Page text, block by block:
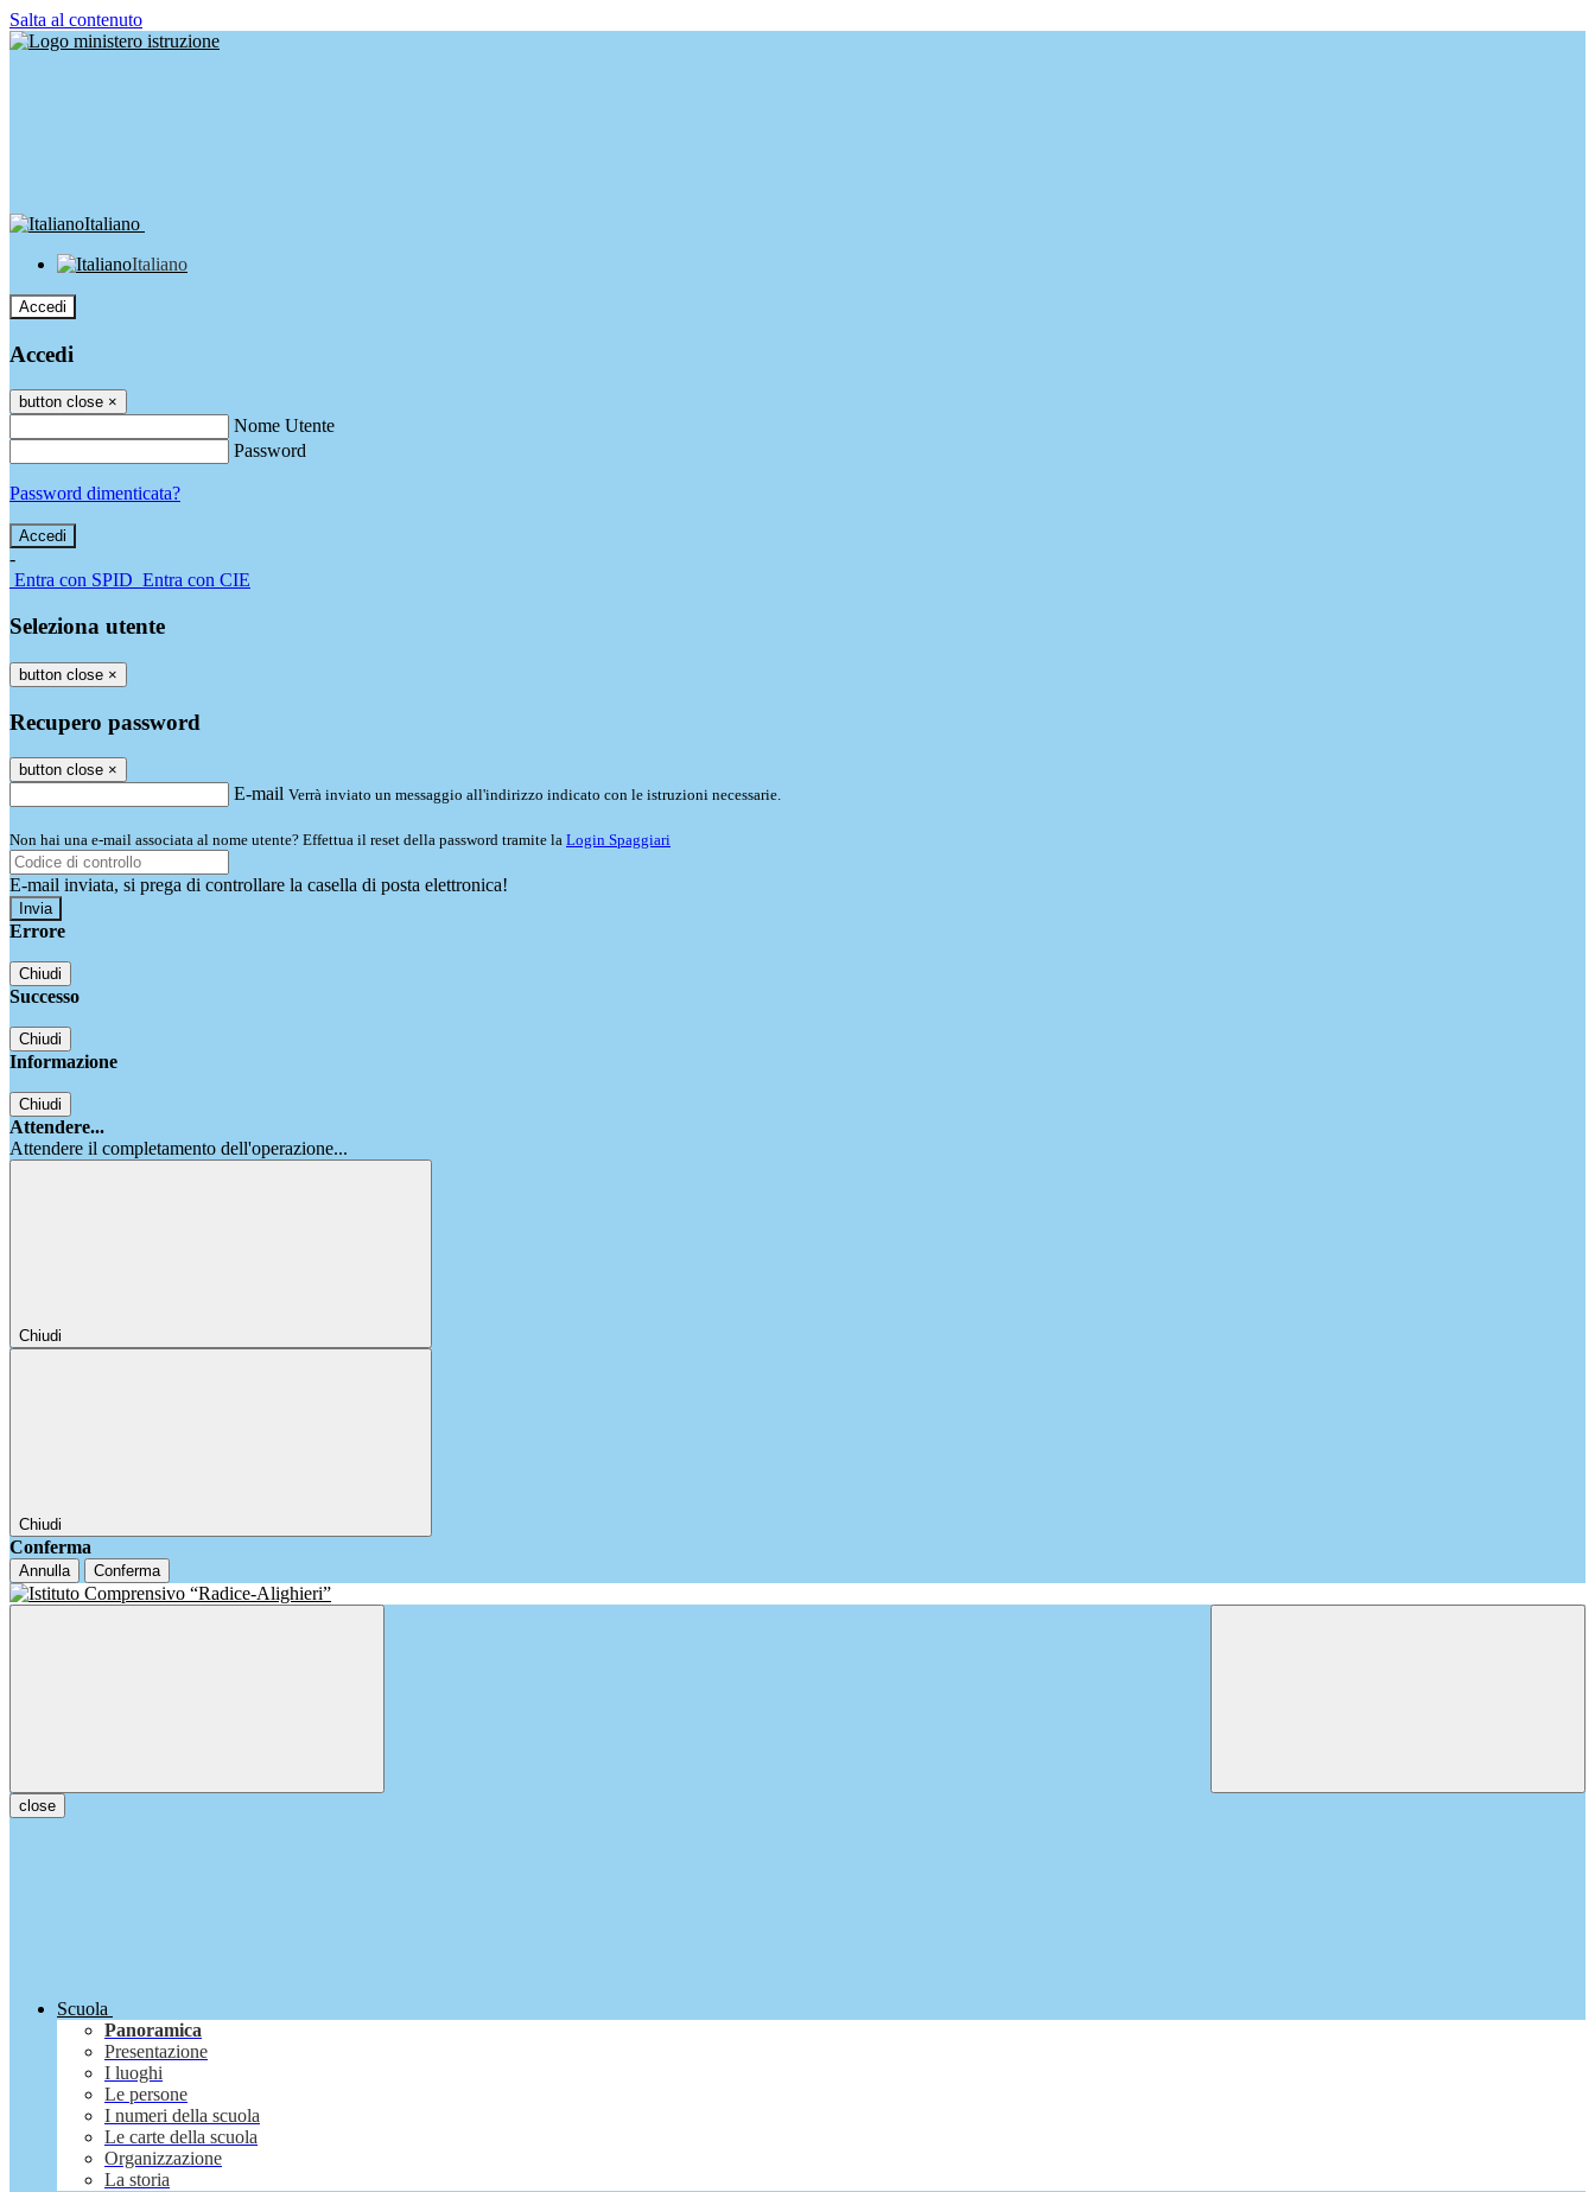
Salta al contenuto
Italiano
Italiano
Accedi
Accedi
button close ×
Nome Utente
Password
Password dimenticata?
-
Entra con SPID Entra con CIE
Seleziona utente
button close ×
Recupero password
button close ×
E-mail Verrà inviato un messaggio all'indirizzo indicato con le istruzioni necessarie.
Non hai una e-mail associata al nome utente? Effettua il reset della password tramite la Login Spaggiari
E-mail inviata, si prega di controllare la casella di posta elettronica!
Errore
Chiudi
Successo
Chiudi
Informazione
Chiudi
Attendere...
Attendere il completamento dell'operazione...
Chiudi
Chiudi
Conferma
Annulla Conferma
close
Scuola
Panoramica
Presentazione
I luoghi
Le persone
I numeri della scuola
Le carte della scuola
Organizzazione
La storia